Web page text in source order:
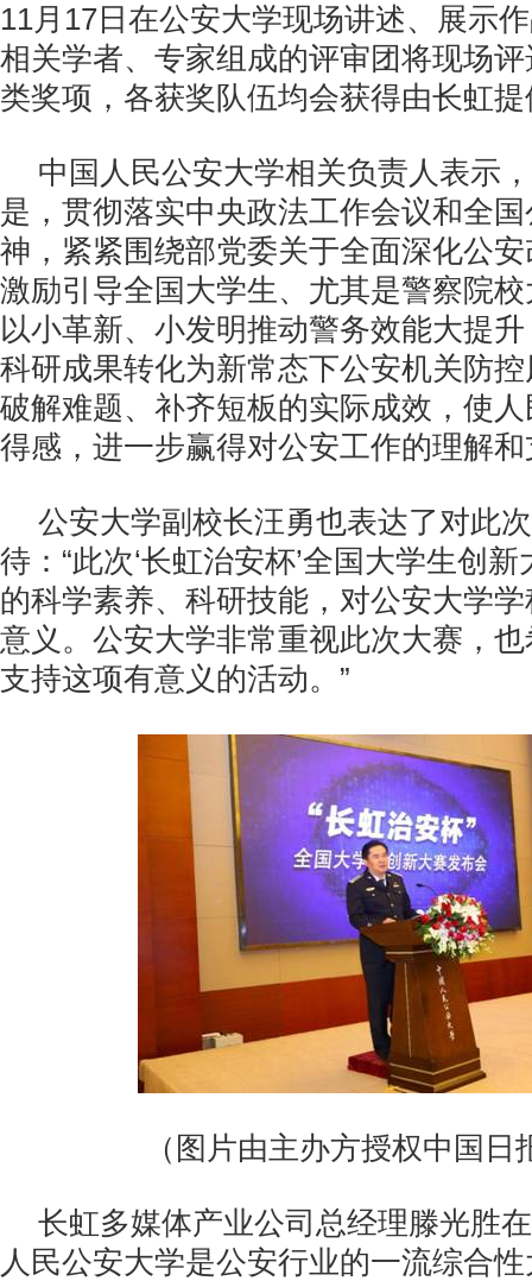
11月17日在公安大学现场讲述、展示
相关学者、专家组成的评审团将现场
类奖项，各获奖队伍均会获得由长虹
中国人民公安大学相关负责人表示
是，贯彻落实中央政法工作会议和全
神，紧紧围绕部党委关于全面深化公
激励引导全国大学生、尤其是警察院
以小革新、小发明推动警务效能大提
科研成果转化为新常态下公安机关防
破解难题、补齐短板的实际成效，使
得感，进一步赢得对公安工作的理解
公安大学副校长汪勇也表达了对此
待：“此次‘长虹治安杯’全国大学生创
的科学素养、科研技能，对公安大学
意义。公安大学非常重视此次大赛，
支持这项有意义的活动。”
（图片由主办方授权中国日
长虹多媒体产业公司总经理滕光胜
人民公安大学是公安行业的一流综合性